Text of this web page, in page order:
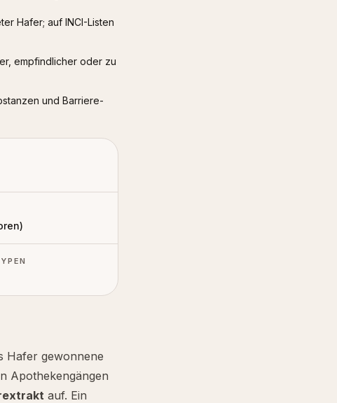
Hafer; auf INCI-Listen
empfindlicher oder zu
und Barriere-
)
Hafer gewonnene
Apothekengängen
auf. Ein